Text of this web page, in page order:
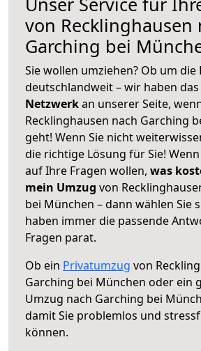
von Recklinghausen
Garching bei
Sie wollen umziehen? Ob um die
deutschlandweit – wir haben das
Netzwerkan unserer Seite,
Recklinghausen nach Garching
geht! Wenn Sie nicht
die richtige Lösung für Sie!
auf Ihre Fragen wollen, was
mein Umzug von
bei München – dann wählen Sie
haben immer die passende
Fragen parat.
Ob ein Privatumzug von
Garching bei München oder ein
Umzug nach Garching bei
damit Sie problemlos und
können.